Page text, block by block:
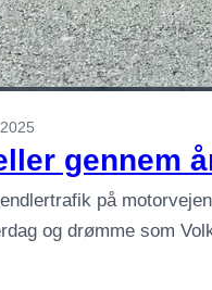
gennem
på
og drømme som